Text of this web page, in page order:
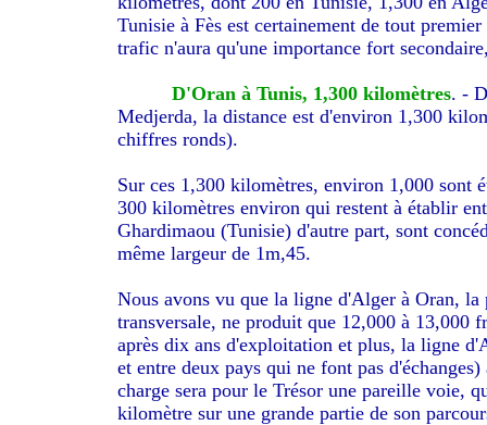
Tunisie à Fès est certainement de tout
trafic n'aura qu'une importance fort
D'Oran à Tunis, 1,300 kilomètres. -
Medjerda, la distance est d'environ 1,300
chiffres ronds).
Sur ces 1,300 kilomètres, environ 1,000 sont
300 kilomètres environ qui restent à établir
Ghardimaou (Tunisie) d'autre part, sont
même largeur de 1m,45.
Nous avons vu que la ligne d'Alger à Oran,
transversale, ne produit que 12,000 à 13,000
après dix ans d'exploitation et plus, la ligne
et entre deux pays qui ne font pas
charge sera pour le Trésor une pareille voie,
kilomètre sur une grande partie de son